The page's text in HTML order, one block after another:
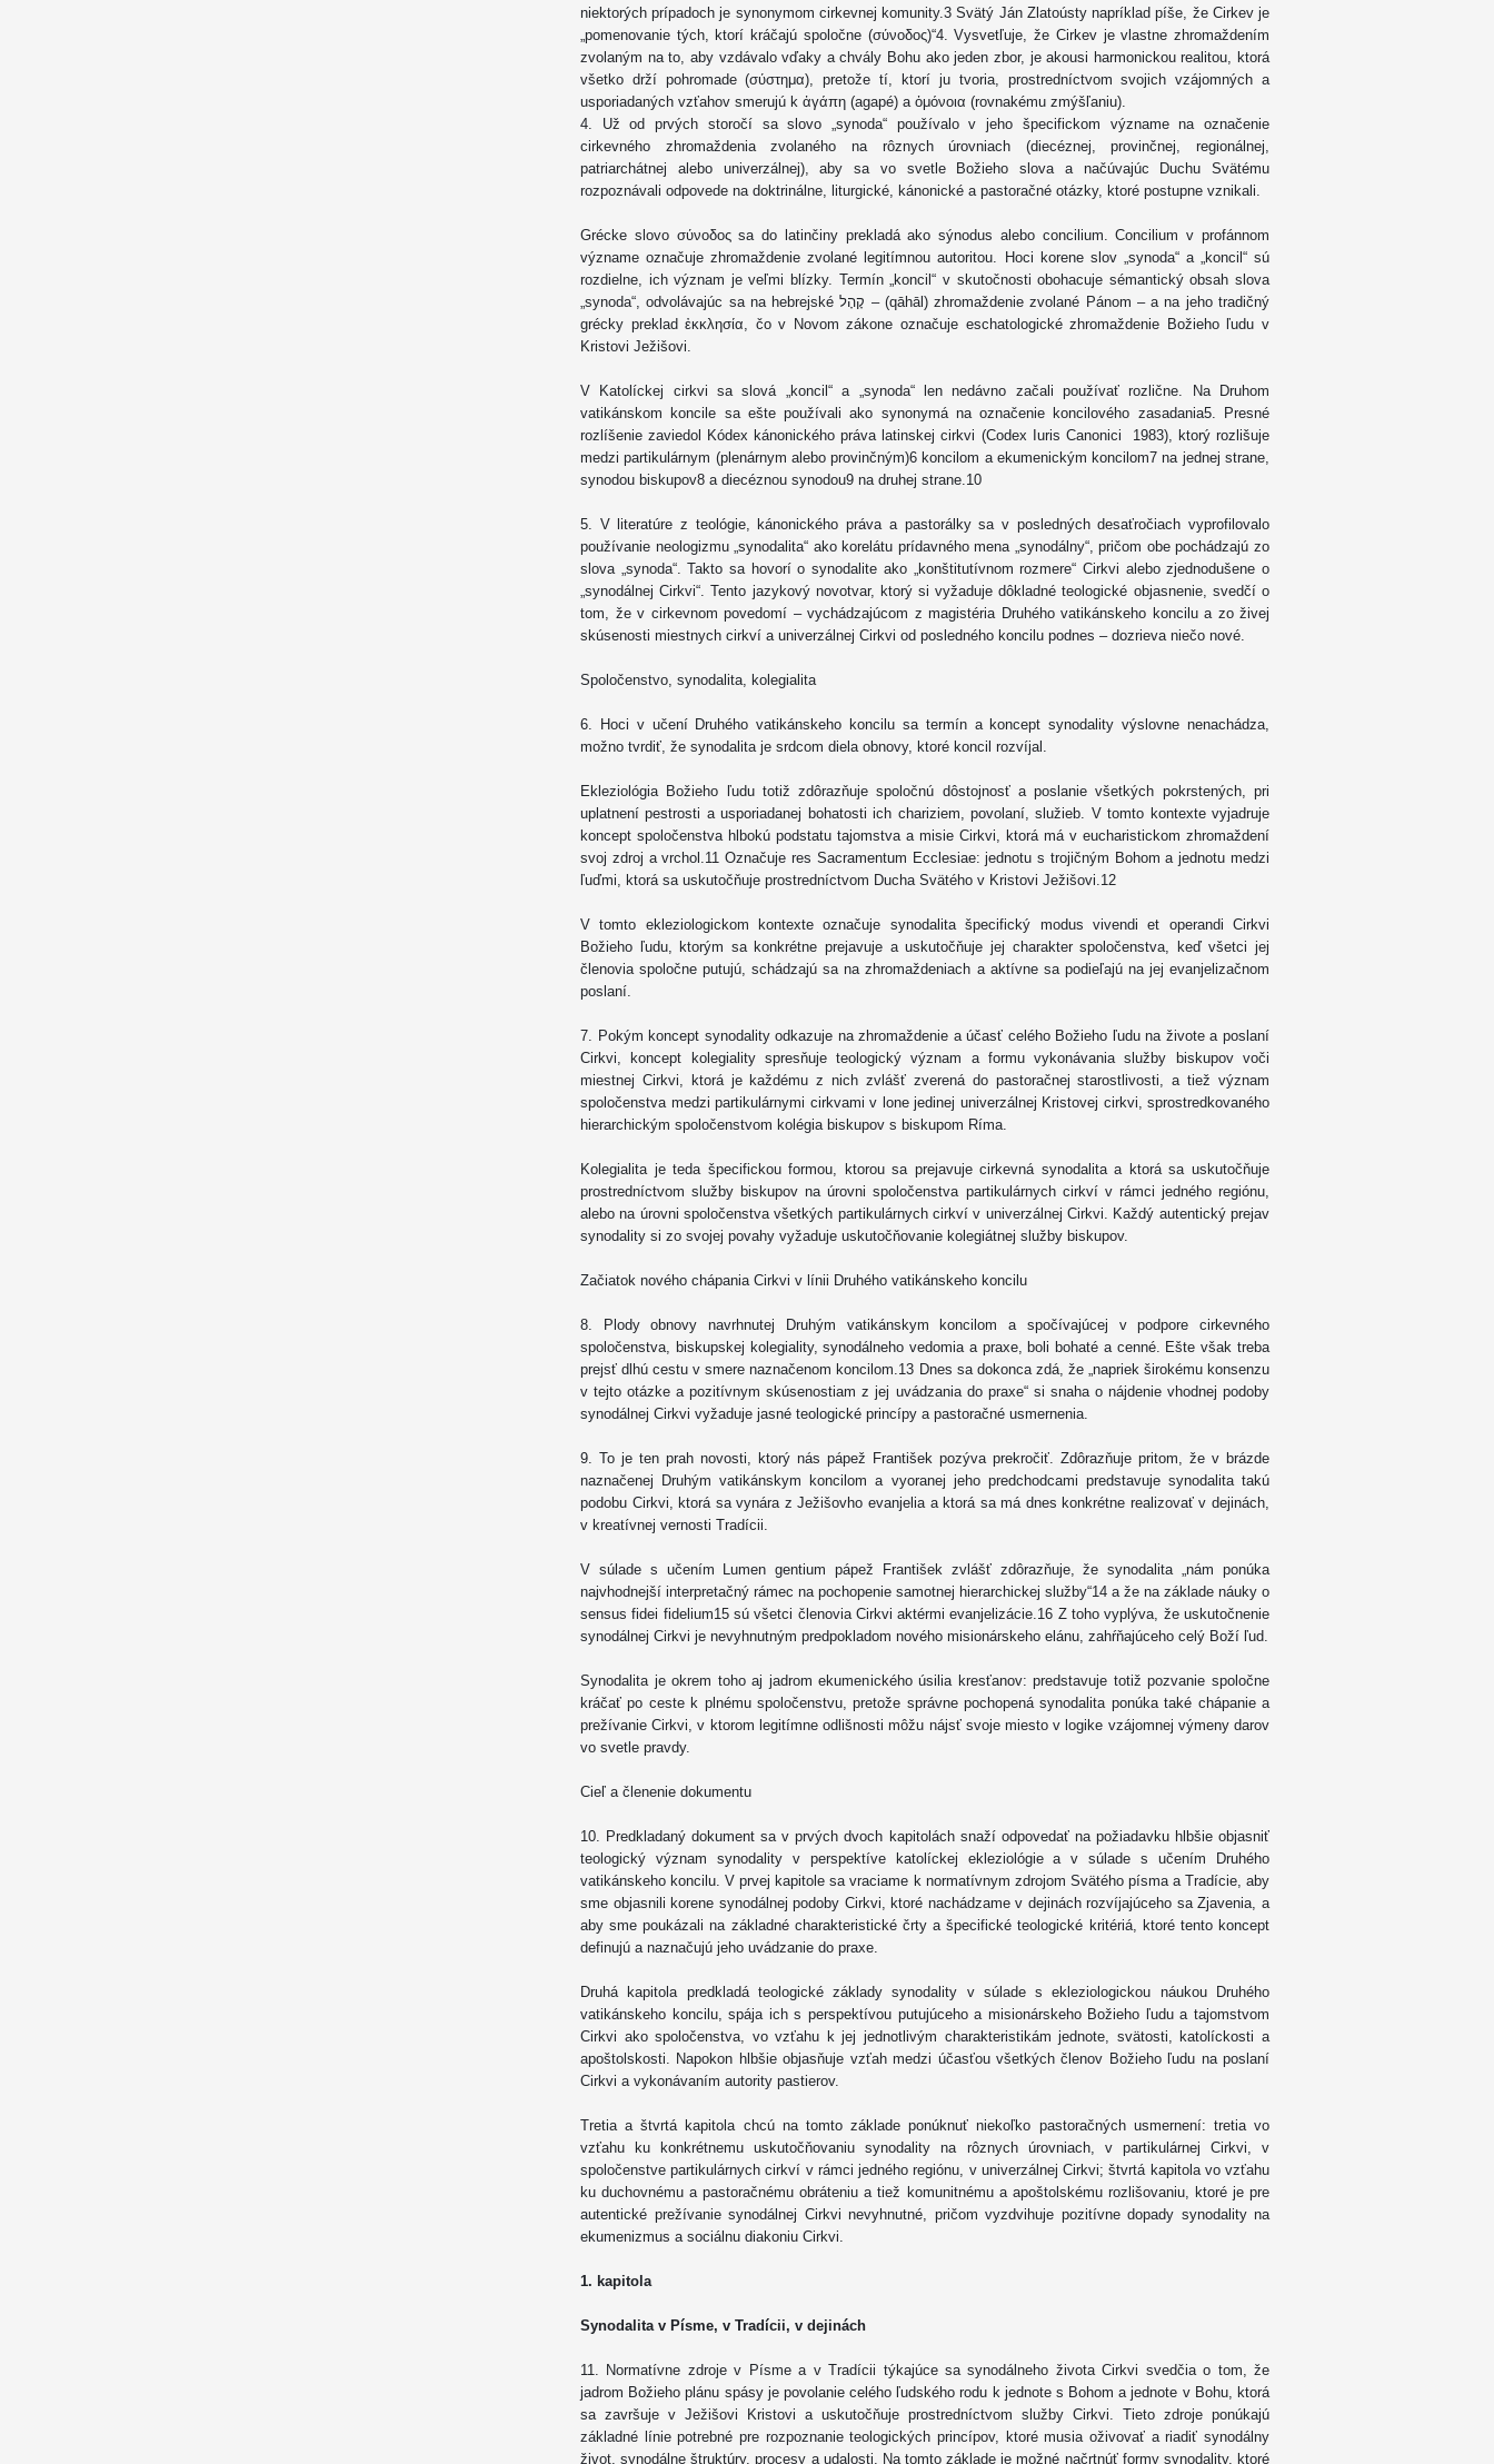
niektorých prípadoch je synonymom cirkevnej komunity.3 Svätý Ján Zlatoústy napríklad píše, že Cirkev je
„pomenovanie tých, ktorí kráčajú spoločne (σύνoδος)“4. Vysvetľuje, že Cirkev je vlastne zhromaždením
zvolaným na to, aby vzdávalo vďaky a chvály Bohu ako jeden zbor, je akousi harmonickou realitou, ktorá
všetko drží pohromade (σύστημα), pretože tí, ktorí ju tvoria, prostredníctvom svojich vzájomných a
usporiadaných vzťahov smerujú k ἀγάπη (agapé) a ὁμόνοια (rovnakému zmýšľaniu).
4. Už od prvých storočí sa slovo „synoda“ používalo v jeho špecifickom význame na označenie
cirkevného zhromaždenia zvolaného na rôznych úrovniach (diecéznej, provinčnej, regionálnej,
patriarchátnej alebo univerzálnej), aby sa vo svetle Božieho slova a načúvajúc Duchu Svätému
rozpoznávali odpovede na doktrinálne, liturgické, kánonické a pastoračné otázky, ktoré postupne vznikali.
Grécke slovo σύνoδος sa do latinčiny prekladá ako sýnodus alebo concilium. Concilium v profánnom
význame označuje zhromaždenie zvolané legitímnou autoritou. Hoci korene slov „synoda“ a „koncil“ sú
rozdielne, ich význam je veľmi blízky. Termín „koncil“ v skutočnosti obohacuje sémantický obsah slova
„synoda“, odvolávajúc sa na hebrejské קָהָל – (qāhāl) zhromaždenie zvolané Pánom – a na jeho tradičný
grécky preklad ἐκκλησία, čo v Novom zákone označuje eschatologické zhromaždenie Božieho ľudu v
Kristovi Ježišovi.
V Katolíckej cirkvi sa slová „koncil“ a „synoda“ len nedávno začali používať rozlične. Na Druhom
vatikánskom koncile sa ešte používali ako synonymá na označenie koncilového zasadania5. Presné
rozlíšenie zaviedol Kódex kánonického práva latinskej cirkvi (Codex Iuris Canonici 1983), ktorý rozlišuje
medzi partikulárnym (plenárnym alebo provinčným)6 koncilom a ekumenickým koncilom7 na jednej strane,
synodou biskupov8 a diecéznou synodou9 na druhej strane.10
5. V literatúre z teológie, kánonického práva a pastorálky sa v posledných desaťročiach vyprofilovalo
používanie neologizmu „synodalita“ ako korelátu prídavného mena „synodálny“, pričom obe pochádzajú zo
slova „synoda“. Takto sa hovorí o synodalite ako „konštitutívnom rozmere“ Cirkvi alebo zjednodušene o
„synodálnej Cirkvi“. Tento jazykový novotvar, ktorý si vyžaduje dôkladné teologické objasnenie, svedčí o
tom, že v cirkevnom povedomí – vychádzajúcom z magistéria Druhého vatikánskeho koncilu a zo živej
skúsenosti miestnych cirkví a univerzálnej Cirkvi od posledného koncilu podnes – dozrieva niečo nové.
Spoločenstvo, synodalita, kolegialita
6. Hoci v učení Druhého vatikánskeho koncilu sa termín a koncept synodality výslovne nenachádza,
možno tvrdiť, že synodalita je srdcom diela obnovy, ktoré koncil rozvíjal.
Ekleziológia Božieho ľudu totiž zdôrazňuje spoločnú dôstojnosť a poslanie všetkých pokrstených, pri
uplatnení pestrosti a usporiadanej bohatosti ich chariziem, povolaní, služieb. V tomto kontexte vyjadruje
koncept spoločenstva hlbokú podstatu tajomstva a misie Cirkvi, ktorá má v eucharistickom zhromaždení
svoj zdroj a vrchol.11 Označuje res Sacramentum Ecclesiae: jednotu s trojičným Bohom a jednotu medzi
ľuďmi, ktorá sa uskutočňuje prostredníctvom Ducha Svätého v Kristovi Ježišovi.12
V tomto ekleziologickom kontexte označuje synodalita špecifický modus vivendi et operandi Cirkvi
Božieho ľudu, ktorým sa konkrétne prejavuje a uskutočňuje jej charakter spoločenstva, keď všetci jej
členovia spoločne putujú, schádzajú sa na zhromaždeniach a aktívne sa podieľajú na jej evanjelizačnom
poslaní.
7. Pokým koncept synodality odkazuje na zhromaždenie a účasť celého Božieho ľudu na živote a poslaní
Cirkvi, koncept kolegiality spresňuje teologický význam a formu vykonávania služby biskupov voči
miestnej Cirkvi, ktorá je každému z nich zvlášť zverená do pastoračnej starostlivosti, a tiež význam
spoločenstva medzi partikulárnymi cirkvami v lone jedinej univerzálnej Kristovej cirkvi, sprostredkovaného
hierarchickým spoločenstvom kolégia biskupov s biskupom Ríma.
Kolegialita je teda špecifickou formou, ktorou sa prejavuje cirkevná synodalita a ktorá sa uskutočňuje
prostredníctvom služby biskupov na úrovni spoločenstva partikulárnych cirkví v rámci jedného regiónu,
alebo na úrovni spoločenstva všetkých partikulárnych cirkví v univerzálnej Cirkvi. Každý autentický prejav
synodality si zo svojej povahy vyžaduje uskutočňovanie kolegiátnej služby biskupov.
Začiatok nového chápania Cirkvi v línii Druhého vatikánskeho koncilu
8. Plody obnovy navrhnutej Druhým vatikánskym koncilom a spočívajúcej v podpore cirkevného
spoločenstva, biskupskej kolegiality, synodálneho vedomia a praxe, boli bohaté a cenné. Ešte však treba
prejsť dlhú cestu v smere naznačenom koncilom.13 Dnes sa dokonca zdá, že „napriek širokému konsenzu
v tejto otázke a pozitívnym skúsenostiam z jej uvádzania do praxe“ si snaha o nájdenie vhodnej podoby
synodálnej Cirkvi vyžaduje jasné teologické princípy a pastoračné usmernenia.
9. To je ten prah novosti, ktorý nás pápež František pozýva prekročiť. Zdôrazňuje pritom, že v brázde
naznačenej Druhým vatikánskym koncilom a vyoranej jeho predchodcami predstavuje synodalita takú
podobu Cirkvi, ktorá sa vynára z Ježišovho evanjelia a ktorá sa má dnes konkrétne realizovať v dejinách,
v kreatívnej vernosti Tradícii.
V súlade s učením Lumen gentium pápež František zvlášť zdôrazňuje, že synodalita „nám ponúka
najvhodnejší interpretačný rámec na pochopenie samotnej hierarchickej služby“14 a že na základe náuky o
sensus fidei fidelium15 sú všetci členovia Cirkvi aktérmi evanjelizácie.16 Z toho vyplýva, že uskutočnenie
synodálnej Cirkvi je nevyhnutným predpokladom nového misionárskeho elánu, zahŕňajúceho celý Boží ľud.
Synodalita je okrem toho aj jadrom ekumenického úsilia kresťanov: predstavuje totiž pozvanie spoločne
kráčať po ceste k plnému spoločenstvu, pretože správne pochopená synodalita ponúka také chápanie a
prežívanie Cirkvi, v ktorom legitímne odlišnosti môžu nájsť svoje miesto v logike vzájomnej výmeny darov
vo svetle pravdy.
Cieľ a členenie dokumentu
10. Predkladaný dokument sa v prvých dvoch kapitolách snaží odpovedať na požiadavku hlbšie objasniť
teologický význam synodality v perspektíve katolíckej ekleziológie a v súlade s učením Druhého
vatikánskeho koncilu. V prvej kapitole sa vraciame k normatívnym zdrojom Svätého písma a Tradície, aby
sme objasnili korene synodálnej podoby Cirkvi, ktoré nachádzame v dejinách rozvíjajúceho sa Zjavenia, a
aby sme poukázali na základné charakteristické črty a špecifické teologické kritériá, ktoré tento koncept
definujú a naznačujú jeho uvádzanie do praxe.
Druhá kapitola predkladá teologické základy synodality v súlade s ekleziologickou náukou Druhého
vatikánskeho koncilu, spája ich s perspektívou putujúceho a misionárskeho Božieho ľudu a tajomstvom
Cirkvi ako spoločenstva, vo vzťahu k jej jednotlivým charakteristikám jednote, svätosti, katolíckosti a
apoštolskosti. Napokon hlbšie objasňuje vzťah medzi účasťou všetkých členov Božieho ľudu na poslaní
Cirkvi a vykonávaním autority pastierov.
Tretia a štvrtá kapitola chcú na tomto základe ponúknuť niekoľko pastoračných usmernení: tretia vo
vzťahu ku konkrétnemu uskutočňovaniu synodality na rôznych úrovniach, v partikulárnej Cirkvi, v
spoločenstve partikulárnych cirkví v rámci jedného regiónu, v univerzálnej Cirkvi; štvrtá kapitola vo vzťahu
ku duchovnému a pastoračnému obráteniu a tiež komunitnému a apoštolskému rozlišovaniu, ktoré je pre
autentické prežívanie synodálnej Cirkvi nevyhnutné, pričom vyzdvihuje pozitívne dopady synodality na
ekumenizmus a sociálnu diakoniu Cirkvi.
1. kapitola
Synodalita v Písme, v Tradícii, v dejinách
11. Normatívne zdroje v Písme a v Tradícii týkajúce sa synodálneho života Cirkvi svedčia o tom, že
jadrom Božieho plánu spásy je povolanie celého ľudského rodu k jednote s Bohom a jednote v Bohu, ktorá
sa završuje v Ježišovi Kristovi a uskutočňuje prostredníctvom služby Cirkvi. Tieto zdroje ponúkajú
základné línie potrebné pre rozpoznanie teologických princípov, ktoré musia oživovať a riadiť synodálny
život, synodálne štruktúry, procesy a udalosti. Na tomto základe je možné načrtnúť formy synodality, ktoré